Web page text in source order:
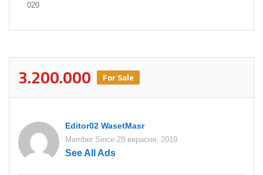
020
3.200.000 For Sale
Editor02 WasetMasr
Member Since 28 верасня, 2019
See All Ads